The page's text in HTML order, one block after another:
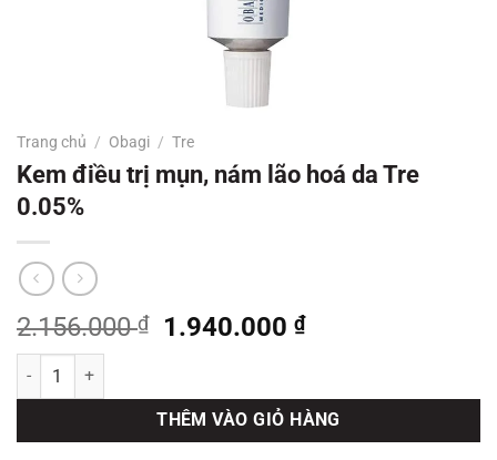
Trang chủ / Obagi / Tre
Kem điều trị mụn, nám lão hoá da Tre
0.05%
2.156.000₫
Giá
2.156.000 ₫.
1.940.000₫Giá
là:
1.940.000 ₫.
Kem điều trị mụn, nám lão hoá da Tre 0.05% số lượng
THÊM VÀO GIỎ HÀNG